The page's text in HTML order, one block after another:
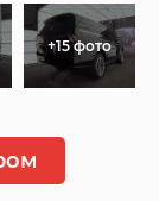
+15 фото